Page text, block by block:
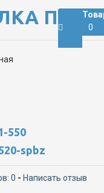
0
550
spbz
0 - Написать отзыв